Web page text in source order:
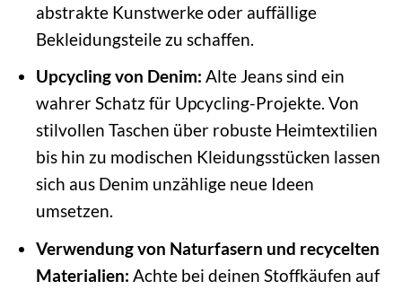
abstrakte Kunstwerke oder auffällige
Bekleidungsteile zu schaffen.
Upcycling von Denim: Alte Jeans sind ein
wahrer Schatz für Upcycling-Projekte. Von
stilvollen Taschen über robuste Heimtextilien
bis hin zu modischen Kleidungsstücken lassen
sich aus Denim unzählige neue Ideen
umsetzen.
Verwendung von Naturfasern und recycelten
Materialien: Achte bei deinen Stoffkäufen auf